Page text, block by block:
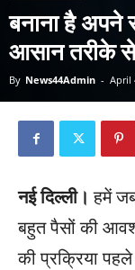
बनाना है अपने
आसान तरीके से
By News44Admin - April
नई दिल्ली। हमें
बहुत पैसों की
की प्रक्रिया